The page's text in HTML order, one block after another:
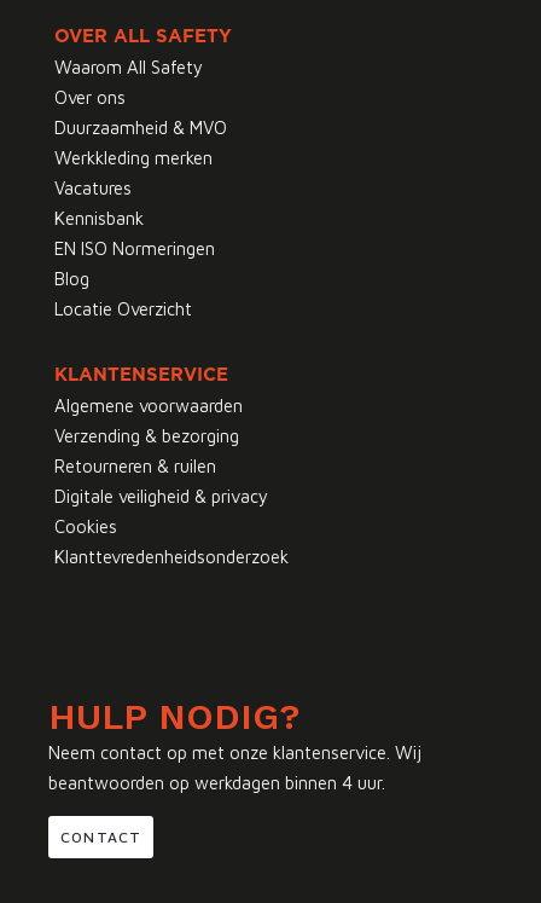
OVER ALL SAFETY
Waarom All Safety
Over ons
Duurzaamheid & MVO
Werkkleding merken
Vacatures
Kennisbank
EN ISO Normeringen
Blog
Locatie Overzicht
KLANTENSERVICE
Algemene voorwaarden
Verzending & bezorging
Retourneren & ruilen
Digitale veiligheid & privacy
Cookies
Klanttevredenheidsonderzoek
HULP NODIG?
Neem contact op met onze klantenservice. Wij
beantwoorden op werkdagen binnen 4 uur.
CONTACT